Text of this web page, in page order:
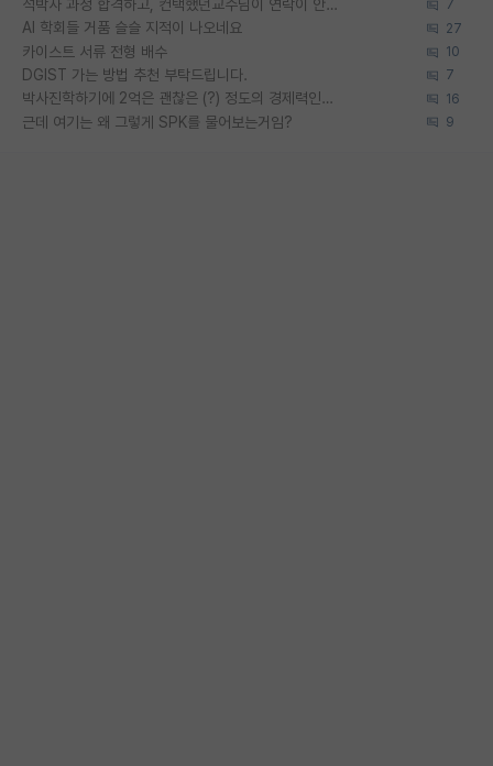
석박사 과정 합격하고, 컨택했던교수님이 연락이 안됩니다... 7
AI 학회들 거품 슬슬 지적이 나오네요 27
카이스트 서류 전형 배수 10
DGIST 가는 방법 추천 부탁드립니다. 7
박사진학하기에 2억은 괜찮은 (?) 정도의 경제력인가요 16
근데 여기는 왜 그렇게 SPK를 물어보는거임? 9